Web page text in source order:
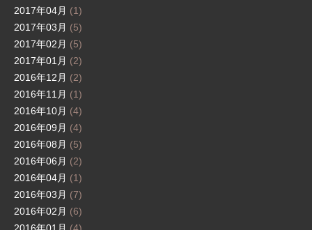
2017年04月 (1)
2017年03月 (5)
2017年02月 (5)
2017年01月 (2)
2016年12月 (2)
2016年11月 (1)
2016年10月 (4)
2016年09月 (4)
2016年08月 (5)
2016年06月 (2)
2016年04月 (1)
2016年03月 (7)
2016年02月 (6)
2016年01月 (4)